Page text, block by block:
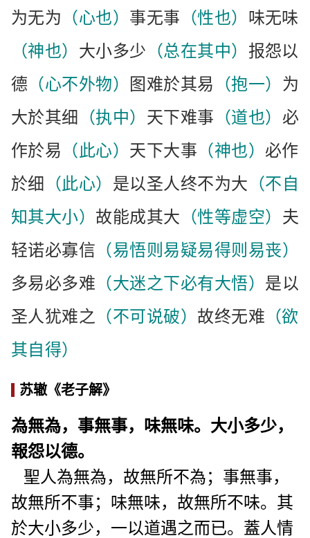
为无为 （心也） 事无事 （性也） 味无味
（神也） 大小多少 （总在其中） 报怨以
德 （心不外物） 图难於其易 （抱一） 为
大於其细
（执中） 天下难事 （道也） 必
作於易 （此心） 天下大事 （神也） 必作
於细
（此心） 是以圣人终不为大 （不自
知其大小） 故能成其大 （性等虚空） 夫
轻诺必寡信 （易悟则易疑易得则易丧）
多易必多难 （大迷之下必有大悟） 是以
圣人犹难之
（不可说破） 故终无难 （欲
其自得）
苏辙《老子解》
為無為，事無事，味無味。大小多少，
報怨以德。
聖人為無為，故無所不為；事無事，
故無所不事；味無味，故無所不味。其
於大小多少，一以道遇之而已。蓋人情